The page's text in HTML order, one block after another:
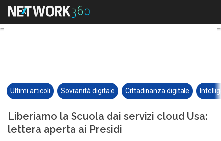
Ultimi articoli Sovranità digitale Cittadinanza digitale
Liberiamo la Scuola dai servizi cloud Usa:
lettera aperta ai Presidi